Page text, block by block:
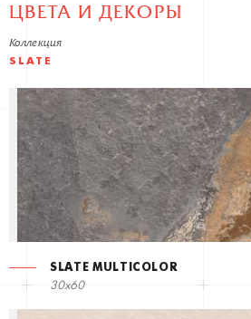
ЦВЕТА И ДЕКОРЫ
Коллекция
SLATE
SLATE MULTICOLOR
30x60